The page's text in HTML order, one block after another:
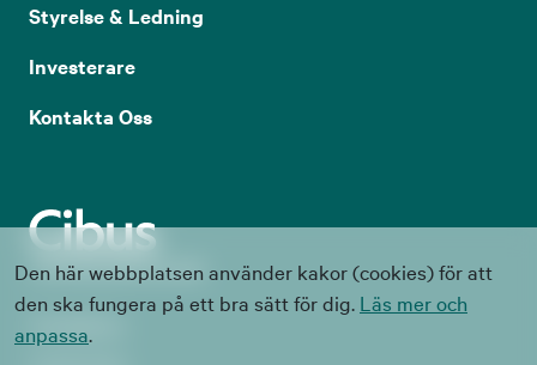
Styrelse & Ledning
Investerare
Kontakta Oss
Visselblåsare
Den här webbplatsen använder kakor (cookies) för att
den ska fungera på ett bra sätt för dig. Läs mer och
anpassa.